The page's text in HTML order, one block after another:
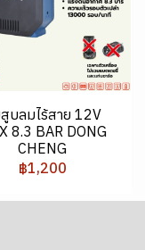
บลมไร้สาย 12V
8.3 BAR DONG
CHENG
฿1,200